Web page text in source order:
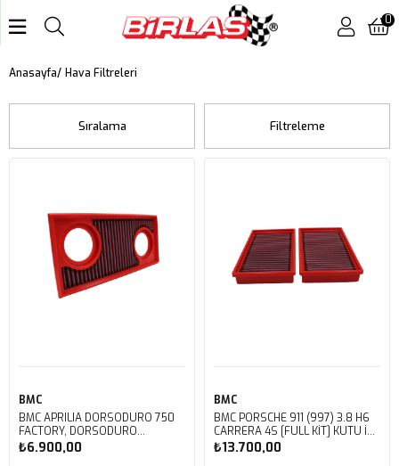
0
Anasayfa Hava Filtreleri
Filtreleme
Sıralama
BMC
BMC APRILIA DORSODURO 750
FACTORY, DORSODURO
900, SHIVER 750 GT, SHIVER
750 KUTU İÇİ PERFORMANS
₺6.900,00
BMC
BMC PORSCHE 911 (997) 3.8 H6
CARRERA 4S [FULL KIT] KUTU İÇİ
PERFORMANS HAVA FİLTRESİ
FB468/20
₺13.700,00